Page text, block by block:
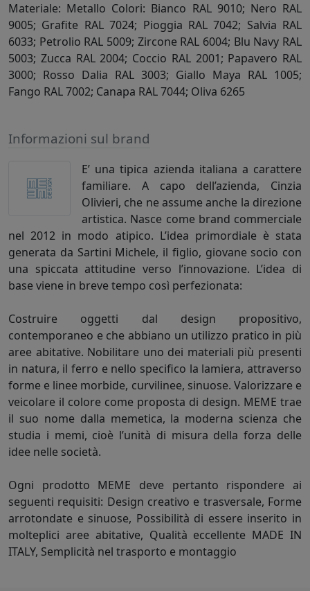
Materiale: Metallo Colori: Bianco RAL 9010; Nero RAL
9005; Grafite RAL 7024; Pioggia RAL 7042; Salvia RAL
6033; Petrolio RAL 5009; Zircone RAL 6004; Blu Navy RAL
5003; Zucca RAL 2004; Coccio RAL 2001; Papavero RAL
3000; Rosso Dalia RAL 3003; Giallo Maya RAL 1005;
Fango RAL 7002; Canapa RAL 7044; Oliva 6265
Informazioni sul brand
E’ una tipica azienda italiana a carattere
familiare. A capo dell’azienda, Cinzia
Olivieri, che ne assume anche la direzione
artistica. Nasce come brand commerciale
nel 2012 in modo atipico. L’idea primordiale è stata
generata da Sartini Michele, il figlio, giovane socio con
una spiccata attitudine verso l’innovazione. L’idea di
base viene in breve tempo così perfezionata:
Costruire oggetti dal design propositivo,
contemporaneo e che abbiano un utilizzo pratico in più
aree abitative. Nobilitare uno dei materiali più presenti
in natura, il ferro e nello specifico la lamiera, attraverso
forme e linee morbide, curvilinee, sinuose. Valorizzare e
veicolare il colore come proposta di design. MEME trae
il suo nome dalla memetica, la moderna scienza che
studia i memi, cioè l’unità di misura della forza delle
idee nelle società.
Ogni prodotto MEME deve pertanto rispondere ai
seguenti requisiti: Design creativo e trasversale, Forme
arrotondate e sinuose, Possibilità di essere inserito in
molteplici aree abitative, Qualità eccellente MADE IN
ITALY, Semplicità nel trasporto e montaggio